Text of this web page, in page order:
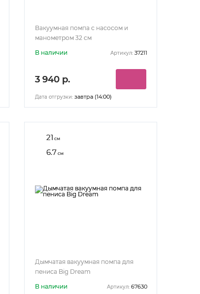
Вакуумная помпа с насосом и
манометром 32 см
В наличии
Артикул: 37211
3 940 р.
Дата отгрузки: завтра (14:00)
21 см
6.7см
Дымчатая вакуумная помпа для
пениса Big Dream
В наличии
Артикул: 67630